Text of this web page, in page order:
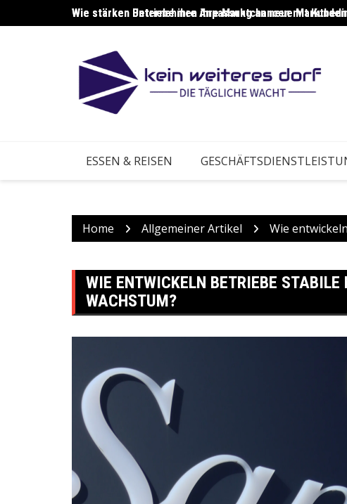
to
Wie stärken Unternehmen ihre Marktchancen mit
Wie stärken Betriebe ihre Anpassung an neue
ESSEN & REISEN
Home Allgemeiner Artikel Wie
WIE ENTWICKELN BETRIEBE
WACHSTUM?